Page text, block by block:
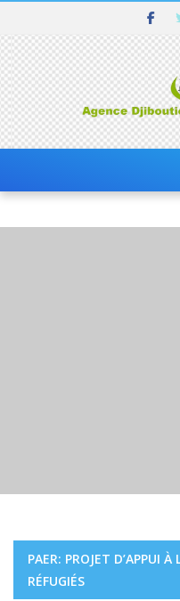
RÉSILIENCE
INTERVIEW
PAER: PROJET D’APPUI
RÉFUGIÉS